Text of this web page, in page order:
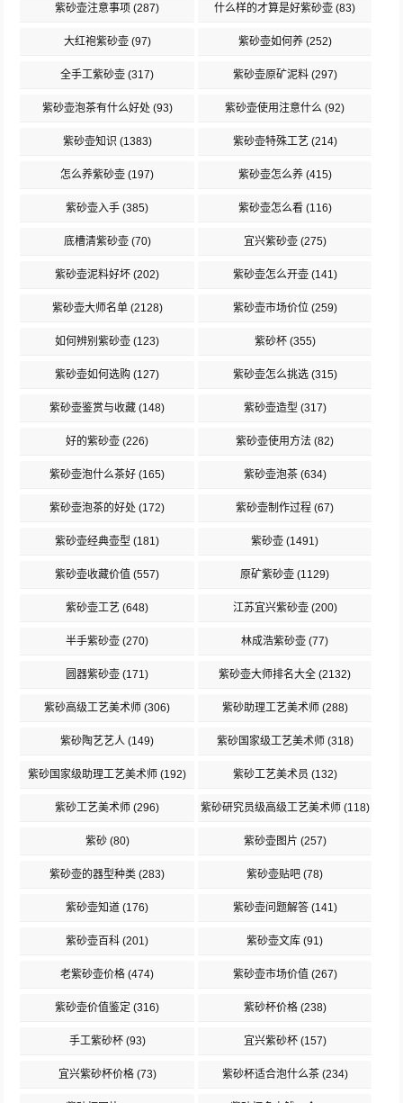
紫砂壶注意事项 (287) 什么样的才算是好紫砂壶 (83)
大红袍紫砂壶(97) 紫砂壶如何养(252)
全手工紫砂壶 (317) 紫砂壶原矿泥料(297)
紫砂壶泡茶有什么好处 (93) 紫砂壶使用注意什么 (92)
紫砂壶知识 (1383) 紫砂壶特殊工艺(214)
怎么养紫砂壶 (197) 紫砂壶怎么养(415)
紫砂壶入手 (385) 紫砂壶怎么看(116)
底槽清紫砂壶(70) 宜兴紫砂壶(275)
紫砂壶泥料好坏 (202) 紫砂壶怎么开壶(141)
紫砂壶大师名单(2128) 紫砂壶市场价位 (259)
如何辨别紫砂壶 (123) 紫砂杯(355)
紫砂壶如何选购 (127) 紫砂壶怎么挑选(315)
紫砂壶鉴赏与收藏 (148) 紫砂壶造型 (317)
好的紫砂壶 (226) 紫砂壶使用方法 (82)
紫砂壶泡什么茶好 (165) 紫砂壶泡茶(634)
紫砂壶泡茶的好处 (172) 紫砂壶制作过程 (67)
紫砂壶经典壶型 (181) 紫砂壶 (1491)
紫砂壶收藏价值 (557) 原矿紫砂壶 (1129)
紫砂壶工艺 (648) 江苏宜兴紫砂壶(200)
半手紫砂壶 (270) 林成浩紫砂壶 (77)
圆器紫砂壶 (171) 紫砂壶大师排名大全 (2132)
紫砂高级工艺美术师 (306) 紫砂助理工艺美术师(288)
紫砂陶艺艺人 (149) 紫砂国家级工艺美术师(318)
紫砂国家级助理工艺美术师 (192) 紫砂工艺美术员 (132)
紫砂工艺美术师 (296) 紫砂研究员级高级工艺美术师(118)
紫砂(80) 紫砂壶图片 (257)
紫砂壶的器型种类 (283) 紫砂壶贴吧 (78)
紫砂壶知道 (176) 紫砂壶问题解答(141)
紫砂壶百科 (201) 紫砂壶文库 (91)
老紫砂壶价格 (474) 紫砂壶市场价值(267)
紫砂壶价值鉴定 (316) 紫砂杯价格(238)
手工紫砂杯(93) 宜兴紫砂杯(157)
宜兴紫砂杯价格(73) 紫砂杯适合泡什么茶(234)